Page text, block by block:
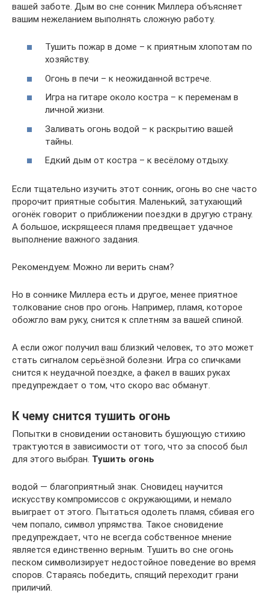
вашей заботе. Дым во сне сонник Миллера объясняет
вашим нежеланием выполнять сложную работу.
Тушить пожар в доме – к приятным хлопотам по
хозяйству.
Огонь в печи – к неожиданной встрече.
Игра на гитаре около костра – к переменам в
личной жизни.
Заливать огонь водой – к раскрытию вашей
тайны.
Едкий дым от костра – к весёлому отдыху.
Если тщательно изучить этот сонник, огонь во сне часто
пророчит приятные события. Маленький, затухающий
огонёк говорит о приближении поездки в другую страну.
А большое, искрящееся пламя предвещает удачное
выполнение важного задания.
Рекомендуем: Можно ли верить снам?
Но в соннике Миллера есть и другое, менее приятное
толкование снов про огонь. Например, пламя, которое
обожгло вам руку, снится к сплетням за вашей спиной.
А если ожог получил ваш близкий человек, то это может
стать сигналом серьёзной болезни. Игра со спичками
снится к неудачной поездке, а факел в ваших руках
предупреждает о том, что скоро вас обманут.
К чему снится тушить огонь
Попытки в сновидении остановить бушующую стихию
трактуются в зависимости от того, что за способ был
для этого выбран. Тушить огонь
водой — благоприятный знак. Сновидец научится
искусству компромиссов с окружающими, и немало
выиграет от этого. Пытаться одолеть пламя, сбивая его
чем попало, символ упрямства. Такое сновидение
предупреждает, что не всегда собственное мнение
является единственно верным. Тушить во сне огонь
песком символизирует недостойное поведение во время
споров. Стараясь победить, спящий переходит грани
приличий.